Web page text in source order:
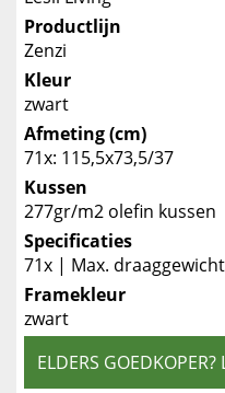
Productlijn
Zenzi
Kleur
zwart
Afmeting (cm)
71x: 115,5x73,5/37
Kussen
277gr/m2 olefin kussen
Specificaties
71x | Max.
Framekleur
zwart
ELDERS